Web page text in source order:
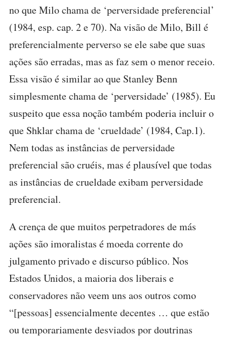
no que Milo chama de ‘perversidade preferencial’
(1984, esp. cap. 2 e 70). Na visão de Milo, Bill é
preferencialmente perverso se ele sabe que suas
ações são erradas, mas as faz sem o menor receio.
Essa visão é similar ao que Stanley Benn
simplesmente chama de ‘perversidade’ (1985). Eu
suspeito que essa noção também poderia incluir o
que Shklar chama de ‘crueldade’ (1984, Cap.1).
Nem todas as instâncias de perversidade
preferencial são cruéis, mas é plausível que todas
as instâncias de crueldade exibam perversidade
preferencial.
A crença de que muitos perpetradores de más
ações são imoralistas é moeda corrente do
julgamento privado e discurso público. Nos
Estados Unidos, a maioria dos liberais e
conservadores não veem uns aos outros como
“[pessoas] essencialmente decentes … que estão
ou temporariamente desviados por doutrinas